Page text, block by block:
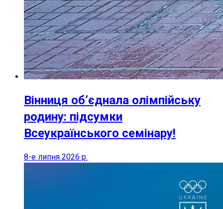
Вінниця об’єднала олімпійську
родину: підсумки
Всеукраїнського семінару!
8-е липня 2026 р.